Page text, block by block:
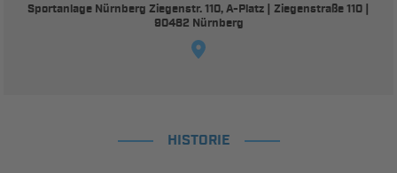
Sportanlage Nürnberg Ziegenstr. 110, A-Platz | Ziegenstraße 110 |
90482 Nürnberg
HISTORIE